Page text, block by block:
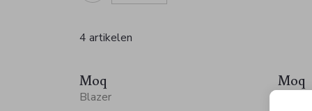
4 artikelen
Moq
Blazer
Moq